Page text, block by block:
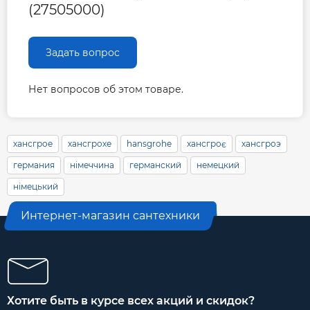
(27505000)
Задать вопрос
Нет вопросов об этом товаре.
хансгрое хансгрохе hansgrohe хансгроє хансгроэ
германия німеччина германский немецкий
німецький
Интернет-магазин сантехники
Хотите быть в курсе всех акций и скидок?